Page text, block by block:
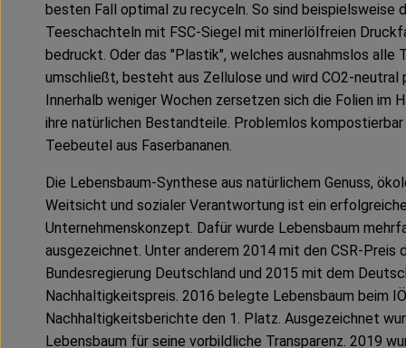
besten Fall optimal zu recyceln. So sind beispielsweise
Teeschachteln mit FSC-Siegel mit minerlölfreien
bedruckt. Oder das "Plastik", welches ausnahmslos alle
umschließt, besteht aus Zellulose und wird CO2-neutral
Innerhalb weniger Wochen zersetzen sich die Folien im
ihre natürlichen Bestandteile. Problemlos kompostierbar
Teebeutel aus Faserbananen.
Die Lebensbaum-Synthese aus natürlichem Genuss,
Weitsicht und sozialer Verantwortung ist ein
Unternehmenskonzept. Dafür wurde Lebensbaum
ausgezeichnet. Unter anderem 2014 mit den CSR-Preis
Bundesregierung Deutschland und 2015 mit dem
Nachhaltigkeitspreis. 2016 belegte Lebensbaum beim
Nachhaltigkeitsberichte den 1. Platz. Ausgezeichnet
Lebensbaum für seine vorbildliche Transparenz. 2019